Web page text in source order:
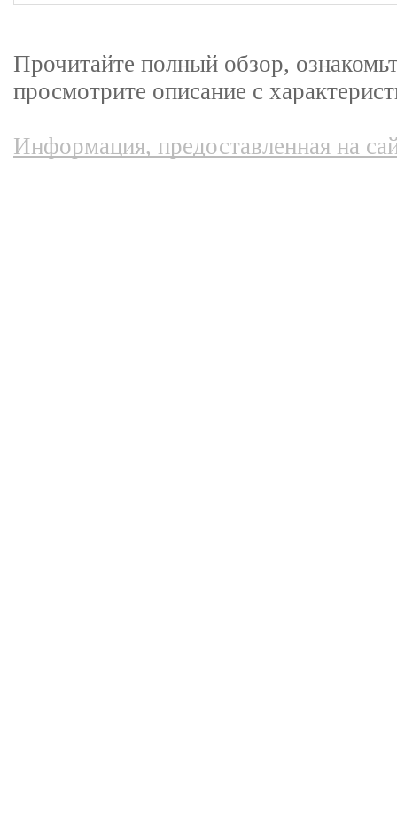
Прочитайте полный обзор,
просмотрите описание с
Информация, предоставленная на